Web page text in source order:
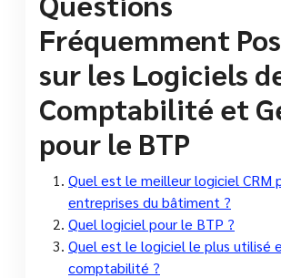
Fréquemment
sur les Logiciels
Comptabilité et
pour le BTP
Quel est le meilleur logiciel CRM
entreprises du bâtiment ?
Quel logiciel pour le BTP ?
Quel est le logiciel le plus utilisé
comptabilité ?